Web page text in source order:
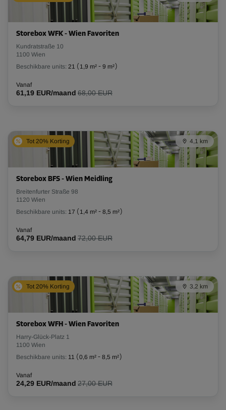
Storebox WFK - Wien Favoriten
Kundratstraße 10
1100 Wien
Beschikbare units: 21 ( 1,9 m² - 9 m²)
Vanaf
61,19 EUR/maand 68,00 EUR
Tot 20% Korting 4,1 km
Storebox BFS - Wien Meidling
Breitenfurter Straße 98
1120 Wien
Beschikbare units: 17 ( 1,4 m² - 8,5 m²)
Vanaf
64,79 EUR/maand 72,00 EUR
Tot 20% Korting 3,2 km
Storebox WFH - Wien Favoriten
Harry-Glück-Platz 1
1100 Wien
Beschikbare units: 11 (0,6 m² - 8,5 m²)
Vanaf
24,29 EUR/maand 27,00 EUR